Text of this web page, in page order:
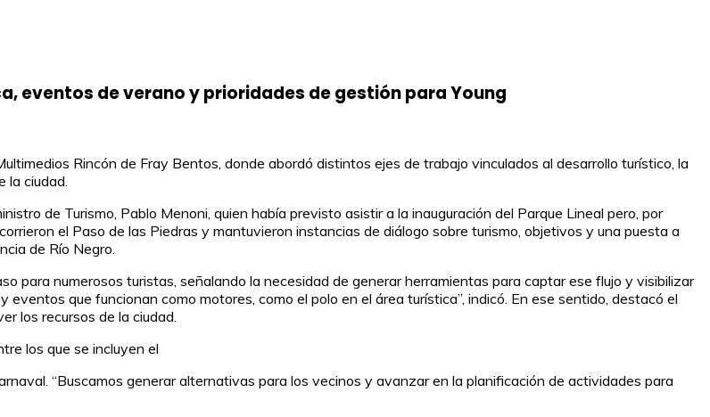
eventos de verano y prioridades de gestión para Young
Rincón de Fray Bentos, donde abordó distintos ejes de trabajo vinculados al desarrollo turístico, la
la ciudad.
de Turismo, Pablo Menoni, quien había previsto asistir a la inauguración del Parque Lineal pero, por
el Paso de las Piedras y mantuvieron instancias de diálogo sobre turismo, objetivos y una puesta a
de Río Negro.
para numerosos turistas, señalando la necesidad de generar herramientas para captar ese flujo y visibilizar
que funcionan como motores, como el polo en el área turística”, indicó. En ese sentido, destacó el
los recursos de la ciudad.
los que se incluyen el
“Buscamos generar alternativas para los vecinos y avanzar en la planificación de actividades para